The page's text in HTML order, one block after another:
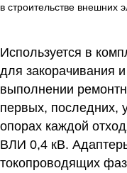
в строительстве внешних
Используется в
для закорачивания
выполнении
первых, последних,
опорах каждой
ВЛИ 0,4 кВ.
токопроводящих